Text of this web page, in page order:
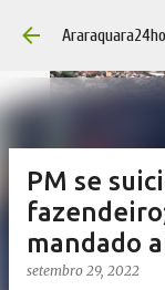
PM se
mandado
setembro 29, 2022